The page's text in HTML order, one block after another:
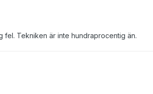
fel. Tekniken är inte hundraprocentig än.